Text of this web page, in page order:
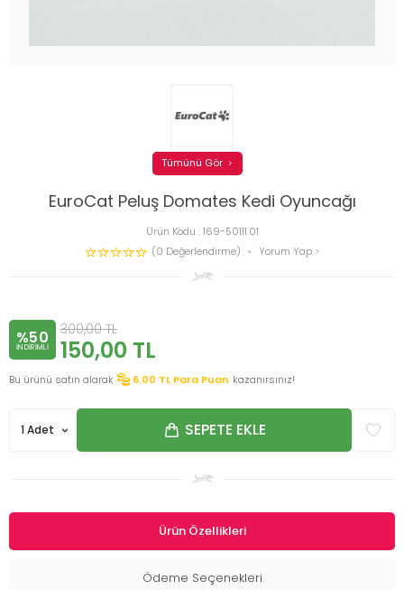
EuroCat Peluş Domates Kedi Oyuncağı
Ürün Kodu :169-50111.01
(0 Değerlendirme)
Yorum Yap
Tümünü Gör
%50
INDIRIMLI
300,00TL
150,00 TL
Bu ürünü satın alarak 6.00 TL Para Puan kazanırsınız!
SEPETE EKLE
Ürün Özellikleri
Ödeme Seçenekleri